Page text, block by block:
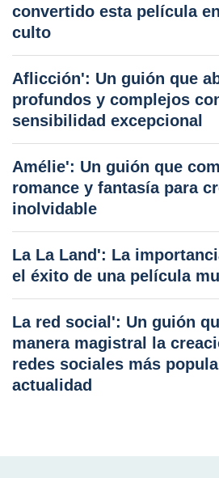
convertido esta película
culto
Aflicción': Un guión que
profundos y complejos
sensibilidad excepcional
Amélie': Un guión que
romance y fantasía para
inolvidable
La La Land': La
el éxito de una película
La red social': Un guión
manera magistral la
redes sociales más
actualidad